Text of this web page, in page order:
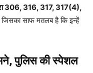
306, 316, 317, 317(4),
साफ मतलब है कि इन्हें
पुलिस की स्पेशल